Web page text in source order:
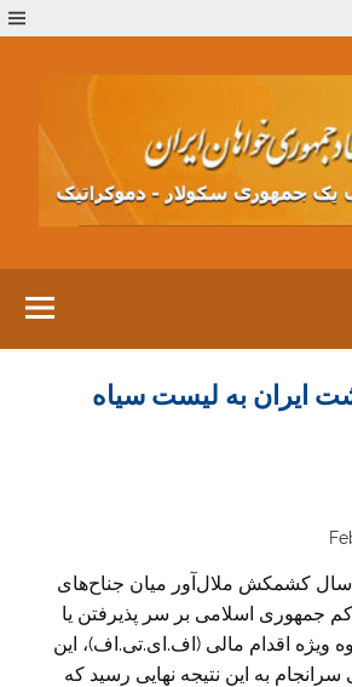
ایران به لیست سیاه
سال کشمکش ملال‌آور میان جناح‌های
جمهوری اسلامی بر سر پذیرفتن یا
ویژه اقدام مالی (اف‌.‌ای.‌تی.‌اف)، این
سر‌انجام به این نتیجه نهایی رسید که